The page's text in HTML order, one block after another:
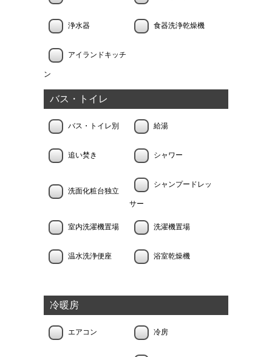
浄水器 食器洗浄乾燥機
アイランドキッチ
ン
バス・トイレ
バス・トイレ別 給湯
追い焚き シャワー
洗面化粧台独立
シャンプードレッ
サー
室内洗濯機置場 洗濯機置場
温水洗浄便座 浴室乾燥機
冷暖房
エアコン 冷房